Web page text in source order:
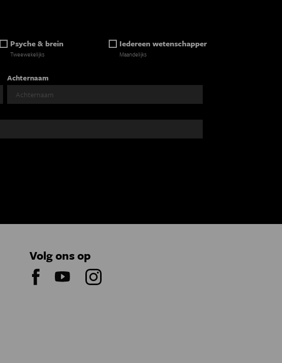
Psyche & brein
Tweewekelijks
Iedereen wetenschapper
Maandelijks
Achternaam
Volg ons op